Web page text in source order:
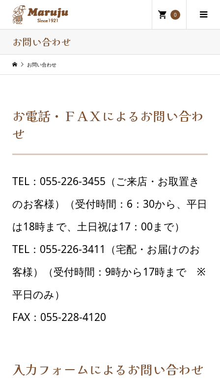
0
お問い合わせ
お問い合わせ
お電話・ＦＡＸによるお問い合わ
せ
TEL：055-226-3455 （ご来店・お取置き
のお客様）（受付時間：6：30から、平日
は18時まで、土日祝は17：00まで）
TEL：055-226-3411
（宅配・お届けのお
客様）（受付時間：9時から17時まで ※
平日のみ）
FAX：055-228-4120
入力フォームによるお問い合わせ